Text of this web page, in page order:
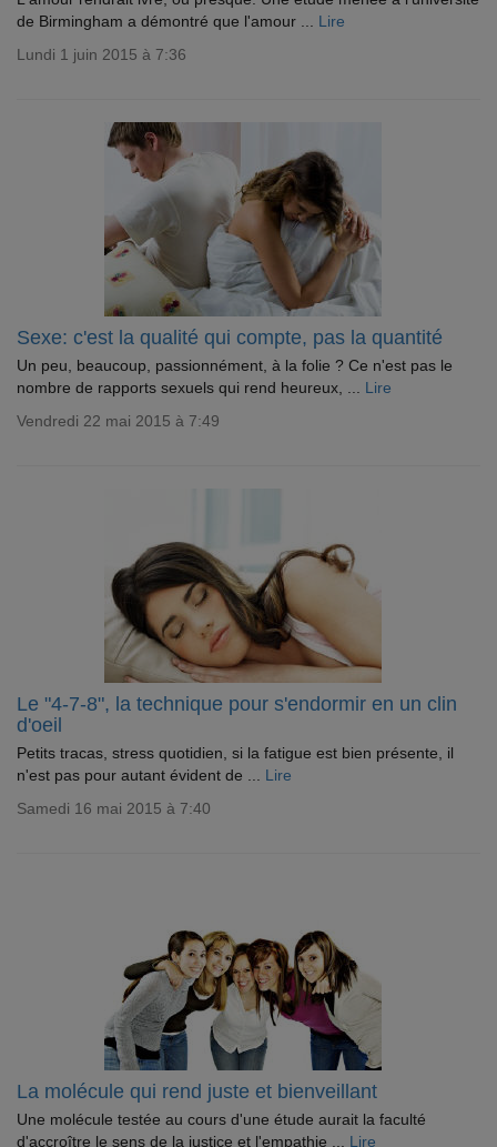
de Birmingham a démontré que l'amour ... Lire
Lundi 1 juin 2015 à 7:36
Sexe: c'est la qualité qui compte, pas la quantité
Un peu, beaucoup, passionnément, à la folie ? Ce n'est pas le
nombre de rapports sexuels qui rend heureux, ... Lire
Vendredi 22 mai 2015 à 7:49
Le "4-7-8", la technique pour s'endormir en un clin
d'oeil
Petits tracas, stress quotidien, si la fatigue est bien présente, il
n'est pas pour autant évident de ... Lire
Samedi 16 mai 2015 à 7:40
La molécule qui rend juste et bienveillant
Une molécule testée au cours d'une étude aurait la faculté
d'accroître le sens de la justice et l'empathie ... Lire